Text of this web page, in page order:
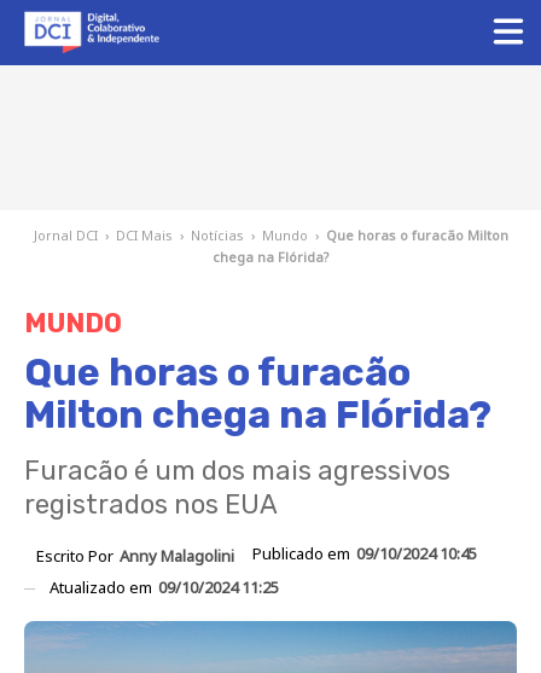
Jornal DCI › DCI Mais › Notícias › Mundo › Que horas o furacão Milton
chega na Flórida?
MUNDO
Que horas o furacão
Milton chega na Flórida?
Furacão é um dos mais agressivos
registrados nos EUA
Escrito Por Anny Malagolini Publicado em 09/10/2024 10:45
Atualizado em 09/10/2024 11:25